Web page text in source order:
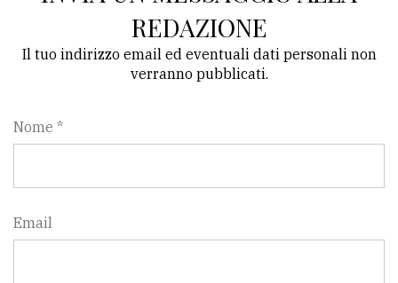
REDAZIONE
Il tuo indirizzo email ed eventuali dati personali non
verranno pubblicati.
Nome *
Email